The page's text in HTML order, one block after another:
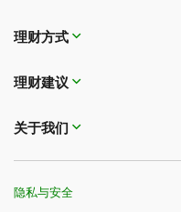
理财方式
理财建议
关于我们
隐私与安全